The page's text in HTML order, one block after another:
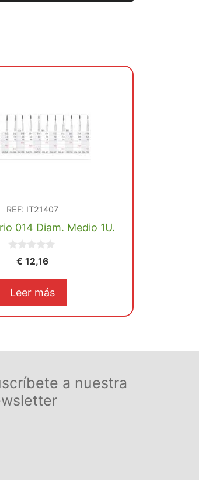
REF: IT21407
014 Diam. Medio 1U.
€ 12,16
Leer más
a nuestra